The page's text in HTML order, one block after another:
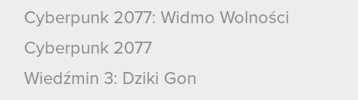
Cyberpunk 2077: Widmo Wolności
Cyberpunk 2077
Wiedźmin 3: Dziki Gon